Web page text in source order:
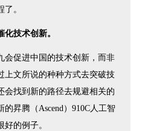
。
技术创新。
会促进中国的技术创新，而非
上文所说的种种方式去突破技
会找到新的路径去规避相关的
昇腾（Ascend）910C人工智
的例子。